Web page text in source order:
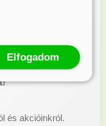
és akcióinkról.
Elfogadom